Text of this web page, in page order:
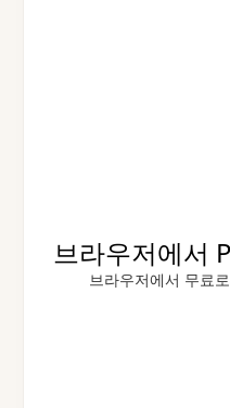
브라우저에서
브라우저에서 무료